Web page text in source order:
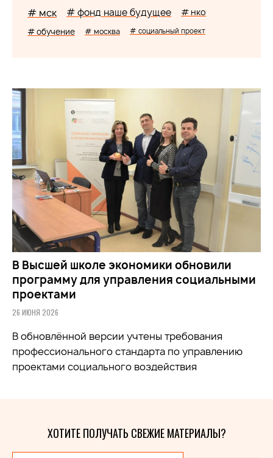
# мск # фонд наше будущее # нко
# обучение # москва # социальный проект
В Высшей школе экономики обновили
программу для управления социальными
проектами
26 ИЮНЯ 2026
В обновлённой версии учтены требования
профессионального стандарта по управлению
проектами социального воздействия
ХОТИТЕ ПОЛУЧАТЬ СВЕЖИЕ МАТЕРИАЛЫ?